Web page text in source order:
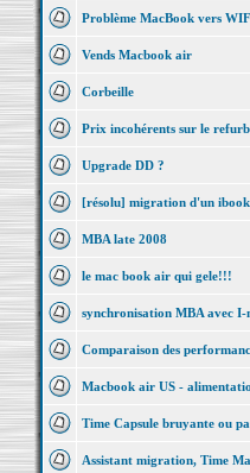
Problème MacBook vers
Vends Macbook air
Corbeille
Prix incohérents sur le
Upgrade DD ?
[résolu] migration d'un
MBA late 2008
le mac book air qui gele!!!
synchronisation MBA avec I-
Comparaison des
Macbook air US -
Time Capsule bruyante ou
Assistant migration, Time